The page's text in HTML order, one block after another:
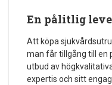
En pålitlig
Att köpa
man får tillgång till en
utbud av
expertis och sitt